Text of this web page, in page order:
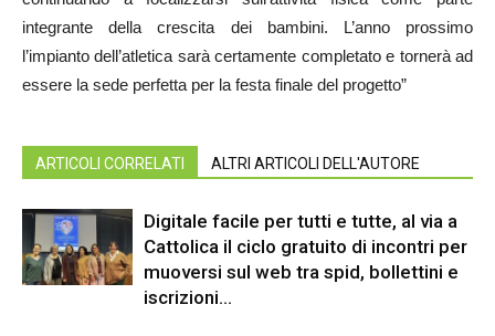
integrante della crescita dei bambini. L’anno prossimo
l’impianto dell’atletica sarà certamente completato e tornerà ad
essere la sede perfetta per la festa finale del progetto”
ARTICOLI CORRELATI ALTRI ARTICOLI DELL'AUTORE
Digitale facile per tutti e tutte, al via a
Cattolica il ciclo gratuito di incontri per
muoversi sul web tra spid, bollettini e
iscrizioni...